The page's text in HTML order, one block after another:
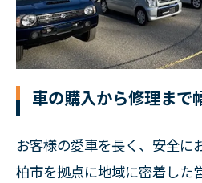
車の購入から修理まで
お客様の愛車を長く、安全に
柏市を拠点に地域に密着した